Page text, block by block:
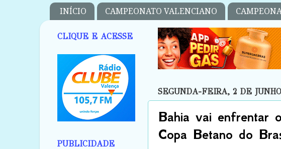
INÍCIO CAMPEONATO VALENCIANO
SEGUNDA-FEIRA, 2 DE
Bahia vai enfrentar
Copa Betano do
CLIQUE E ACESSE
PUBLICIDADE